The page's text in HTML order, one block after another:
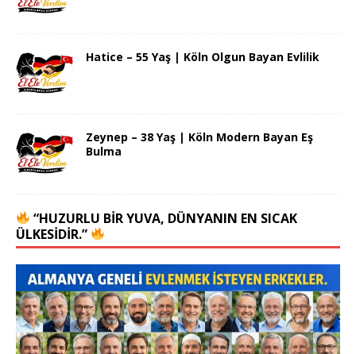
Hatice – 55 Yaş | Köln Olgun Bayan Evlilik
Zeynep – 38 Yaş | Köln Modern Bayan Eş
Bulma
“HUZURLU BIR YUVA, DÜNYANIN EN SICAK
ÜLKESIDIR.”